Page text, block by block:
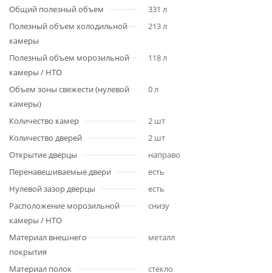
Общий полезный объем
331 л
Полезный объем холодильной
камеры
213 л
Полезный объем морозильной
камеры / НТО
118 л
Объем зоны свежести (нулевой
камеры)
0 л
Количество камер
2 шт
Количество дверей
2 шт
Открытие дверцы
направо
Перенавешиваемые двери
есть
Нулевой зазор дверцы
есть
Расположение морозильной
камеры / НТО
снизу
Материал внешнего
покрытия
металл
Материал полок стекло